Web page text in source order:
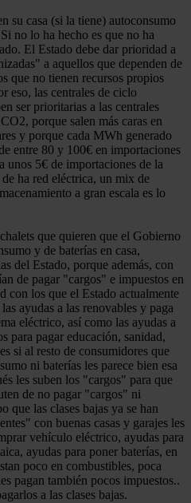
su casa (si la tiene) autoconsumo
no lo ha hecho es que no ha
El Estado debe dar prioridad a
a aquellos que dependen de
que no tienen recursos propios
eso, las centrales de ciclo
ser prioritarias a las centrales
porque salen más caras en
y porque cada MWh generado
entre 80 y 100€ en importaciones
unos 5€ de importaciones de la
ha red eléctrica, un mix de
a gran escala es lo
que quieren que el Gobierno
y de baterías en casa,
del Estado, porque además, con
de pagar "cargos" e impuestos en
con los que el Estado actualmente
ayudas a las renovables y paga
eléctrico, así como las ayudas a
para pagar educación, sanidad,
si al resto de consumidores que
ni baterías les parece bien esa
les suben los "cargos" para que
de no pagar "cargos" ni
que las clases bajas ya se han
con buenas casas y garajes les
vehículo eléctrico, ayudas para
ayudas para poner baterías, en
poco en combustibles, poca
pagan también pocos impuestos..
a las clases bajas.